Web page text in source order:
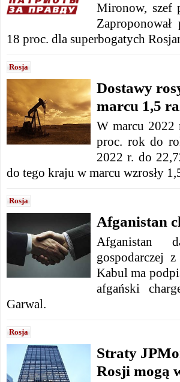
Mironow, szef
18 proc. dla superbogatych
Rosja
Dostawy
marcu 1,5
W marcu 2022
proc. rok do
2022 r. do
do tego kraju w marcu wzrosły
Rosja
Afganistan
Afganistan
gospodarczej
Kabul ma
afgański
Garwal.
Rosja
Straty
Rosji mogą